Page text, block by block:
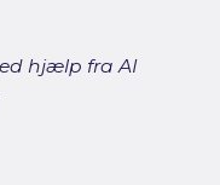
hjælp fra AI